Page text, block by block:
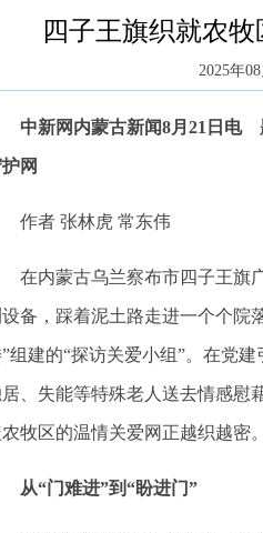
四子王旗织就农
2025年
新网内蒙古新闻8月21日电
网
者 张林虎 常东伟
内蒙古乌兰察布市四子王旗广
备，踩着泥土路走进一个个
组建的“探访关爱小组”。在党
、失能等特殊老人送去情感慰
牧区的温情关爱网正越织越密。
从“门难进”到“盼进门”